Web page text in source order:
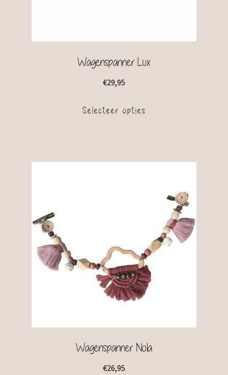
Wagenspanner Lux
€29,95
Selecteer opties
Wagenspanner Nola
€26,95